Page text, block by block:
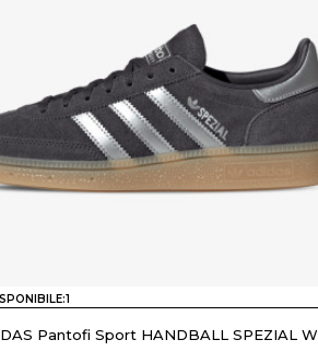
1
Pantofi Sport HANDBALL SPEZIAL W